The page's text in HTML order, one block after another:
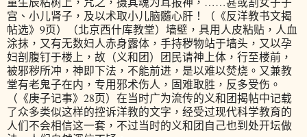
宫、小儿肾子，及以术取小儿脑髓心肝！（《反洋教书文揭
帖选》9页）（北京西什库教堂）墙壁，具用人皮粘贴，人血
涂抹，又有无数妇人赤身露体，手持秽物站于墙头，又以孕
妇剖腹钉于楼上，故（义和团）团民请神上体，行至楼前，
被邪秽所冲，神即下法，不能前进，是以难以焚烧。又兼教
堂有老鬼子在内，专用邪术伤人，固难取胜，反多受伤。
（《庚子记事》28页）在当时广为流传的义和团揭帖中记载
了众多类似这样的控诉洋教的文字，经受过现代科学教育的
人们不会相信这一套，不过当时的义和团自己也到处开坛做